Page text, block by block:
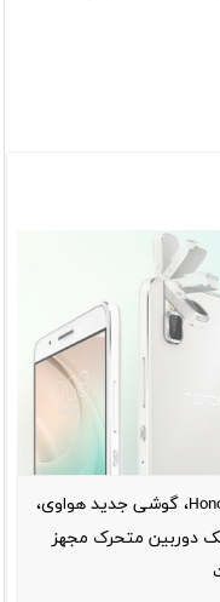
Honor 7i، گوشی جدید هواوی،
دوربین متحرک مجهز